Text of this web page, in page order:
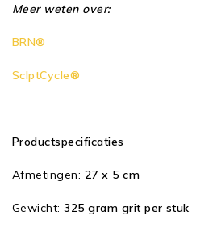
Meer weten over:
BRN®
SclptCycle®
Productspecificaties
Afmetingen: 27 x 5 cm
Gewicht:325 gram grit per stuk